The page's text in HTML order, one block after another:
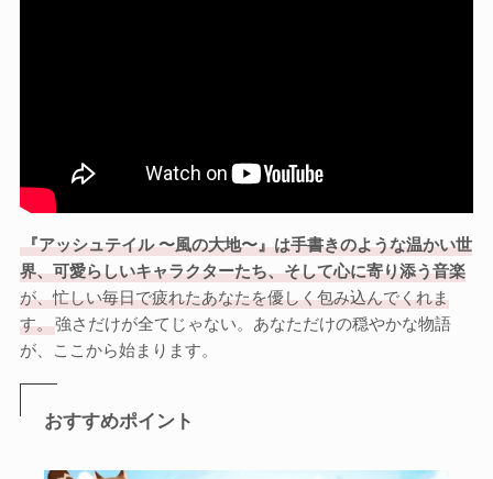
『アッシュテイル 〜風の大地〜』は手書きのような温かい世
界、可愛らしいキャラクターたち、そして心に寄り添う音楽
が、忙しい毎日で疲れたあなたを優しく包み込んでくれま
す。強さだけが全てじゃない。あなただけの穏やかな物語
が、ここから始まります。
おすすめポイント